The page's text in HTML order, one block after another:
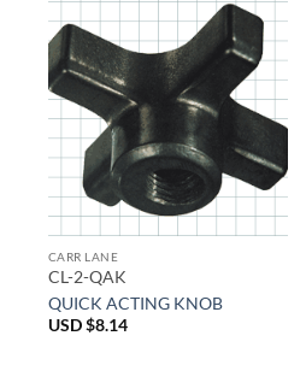
CARR LANE
CL-2-QAK
QUICK ACTING KNOB
USD $8.14